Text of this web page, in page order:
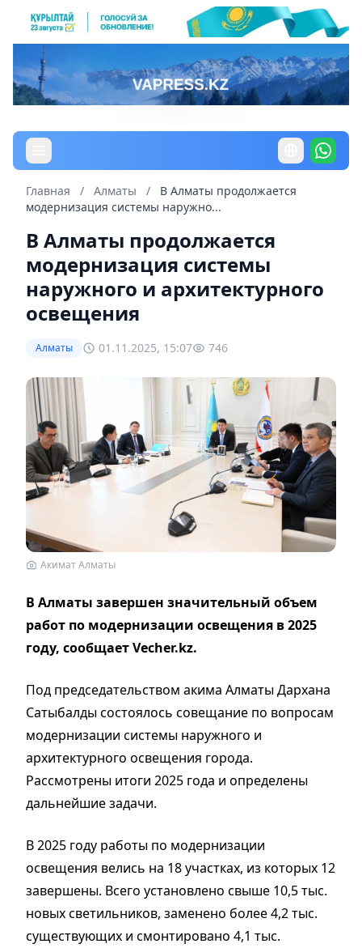
Главная / Алматы /
В Алматы продолжается
модернизация системы наружно...
В Алматы продолжается
модернизация системы
наружного и архитектурного
освещения
Алматы 01.11.2025, 15:07 746
Акимат Алматы
В Алматы завершен значительный объем
работ по модернизации освещения в 2025
году, сообщает Vecher.kz.
Под председательством акима Алматы Дархана
Сатыбалды состоялось совещание по вопросам
модернизации системы наружного и
архитектурного освещения города.
Рассмотрены итоги 2025 года и определены
дальнейшие задачи.
В 2025 году работы по модернизации
освещения велись на 18 участках, из которых 12
завершены. Всего установлено свыше 10,5 тыс.
новых светильников, заменено более 4,2 тыс.
существующих и смонтировано 4,1 тыс.